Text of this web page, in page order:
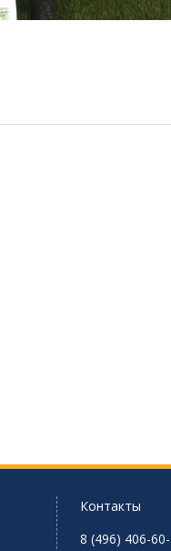
Контакты
8 (496) 406-